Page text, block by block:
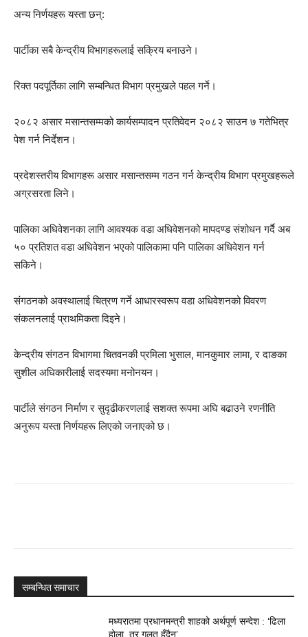
अन्य निर्णयहरू यस्ता छन्:
पार्टीका सबै केन्द्रीय विभागहरूलाई सक्रिय बनाउने।
रिक्त पदपूर्तिका लागि सम्बन्धित विभाग प्रमुखले पहल गर्ने।
२०८२ असार मसान्तसम्मको कार्यसम्पादन प्रतिवेदन २०८२ साउन ७ गतेभित्र
पेश गर्न निर्देशन।
प्रदेशस्तरीय विभागहरू असार मसान्तसम्म गठन गर्न केन्द्रीय विभाग प्रमुखहरूले
अग्रसरता लिने।
पालिका अधिवेशनका लागि आवश्यक वडा अधिवेशनको मापदण्ड संशोधन गर्दै अब
५० प्रतिशत वडा अधिवेशन भएको पालिकामा पनि पालिका अधिवेशन गर्न
सकिने।
संगठनको अवस्थालाई चित्रण गर्ने आधारस्वरूप वडा अधिवेशनको विवरण
संकलनलाई प्राथमिकता दिइने।
केन्द्रीय संगठन विभागमा चितवनकी प्रमिला भुसाल, मानकुमार लामा, र दाङका
सुशील अधिकारीलाई सदस्यमा मनोनयन।
पार्टीले संगठन निर्माण र सुदृढीकरणलाई सशक्त रूपमा अघि बढाउने रणनीति
अनुरूप यस्ता निर्णयहरू लिएको जनाएको छ।
सम्बन्धित समाचार
मध्यरातमा प्रधानमन्त्री शाहको अर्थपूर्ण सन्देश : ‘ढिला
होला, तर गलत हुँदैन’